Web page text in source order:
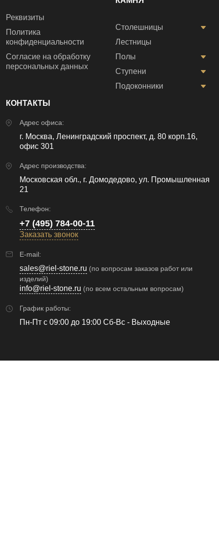
Реквизиты
Политика
конфиденциальности
Согласие на обработку
персональных данных
Столешницы
Лестницы
Полы
Ступени
Подоконники
КОНТАКТЫ
Адрес офиса:
г. Москва, Ленинградский проспект, д. 80 корп.16,
офис 301
Адрес производства:
Московская обл., г. Домодедово, ул. Промышленная
21
Телефон:
+7 (495) 784-00-11
Заказать звонок
E-mail:
sales@riel-stone.ru (по вопросам заказов работ или
изделий)
info@riel-stone.ru (по всем остальным вопросам)
График работы:
Пн-Пт с 09:00 до 19:00 Сб-Вс - Выходные